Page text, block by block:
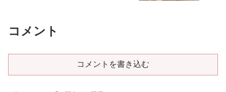
コメント
コメントを書き込む